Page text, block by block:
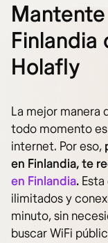
Finlandia
Holafly
La mejor manera
todo momento
internet. Por eso,
en Finlandia, te
en Finlandia.
ilimitados y
minuto, sin
buscar WiFi